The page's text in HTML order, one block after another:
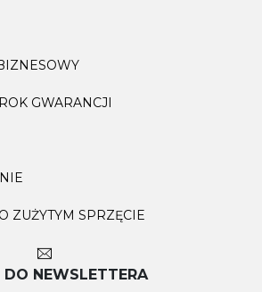
GWARANCJI
ZUŻYTYM SPRZĘCIE
NEWSLETTERA